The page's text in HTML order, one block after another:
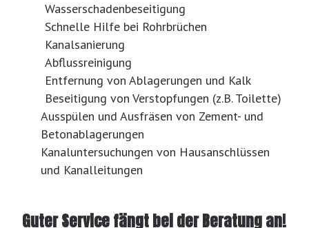
Wasserschadenbeseitigung
Schnelle Hilfe bei Rohrbrüchen
Kanalsanierung
Abflussreinigung
Entfernung von Ablagerungen und Kalk
Beseitigung von Verstopfungen (z.B. Toilette)
Ausspülen und Ausfräsen von Zement- und
Betonablagerungen
Kanaluntersuchungen von Hausanschlüssen
und Kanalleitungen
Guter Service fängt bei der Beratung an!